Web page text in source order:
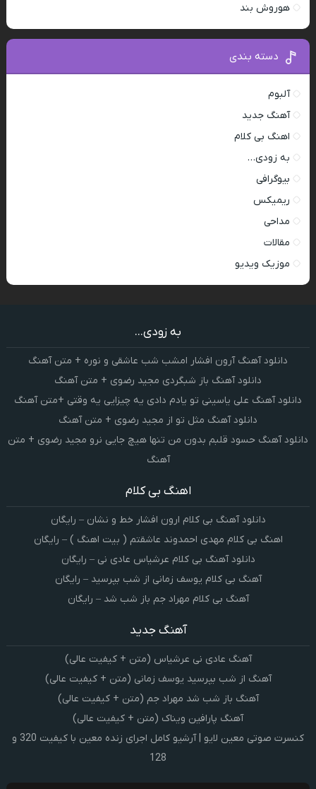
هوروش بند
دسته بندی
آلبوم
آهنگ جدید
اهنگ بی کلام
به زودی…
بیوگرافی
ریمیکس
مداحی
مقالات
موزیک ویدیو
به زودی...
دانلود آهنگ آرون افشار امشب شب عاشقی و نوره + متن آهنگ
دانلود آهنگ باز شبگردی مجید رضوی + متن آهنگ
دانلود آهنگ علی یاسینی تو یادم دادی یه چیزایی یه وقتی +متن آهنگ
دانلود آهنگ مثل تو از مجید رضوی + متن آهنگ
دانلود آهنگ حسود قلبم بدون من تنها هیچ جایی نرو مجید رضوی + متن
آهنگ
اهنگ بی کلام
دانلود آهنگ بی کلام ارون افشار خط و نشان – رایگان
اهنگ بی کلام مهدی احمدوند عاشقتم ( بیت اهنگ ) – رایگان
دانلود آهنگ بی کلام عرشیاس عادی نی – رایگان
آهنگ بی کلام یوسف زمانی از شب بپرسید – رایگان
آهنگ بی کلام مهراد جم باز شب شد – رایگان
آهنگ جدید
آهنگ عادی نی عرشیاس (متن + کیفیت عالی)
آهنگ از شب بپرسید یوسف زمانی (متن + کیفیت عالی)
آهنگ باز شب شد مهراد جم (متن + کیفیت عالی)
آهنگ پارافین ویناک (متن + کیفیت عالی)
کنسرت صوتی معین لایو | آرشیو کامل اجرای زنده معین با کیفیت 320 و
128